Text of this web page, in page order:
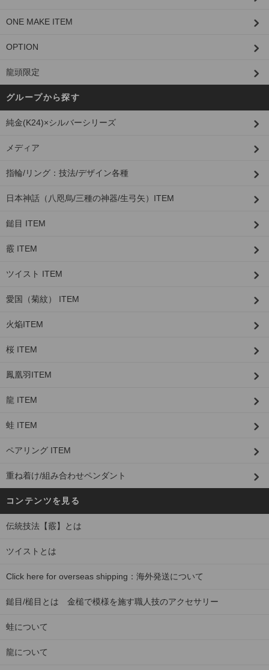
ONE MAKE ITEM
OPTION
龍頭限定
グループから探す
純金(K24)×シルバーシリーズ
メディア
指輪/リング：技法/デザイン各種
日本神話（八咫烏/三種の神器/生弓矢）ITEM
鎚目 ITEM
霰 ITEM
ツイスト ITEM
愛国（菊紋） ITEM
火焔ITEM
桜 ITEM
鳳凰羽ITEM
龍 ITEM
蛙 ITEM
ペアリング ITEM
重ね着け/組み合わせペンダント
コンテンツを見る
伝統技法【霰】とは
ツイストとは
Click here for overseas shipping：海外発送について
鎚目/槌目とは 金槌で模様を施す職人技のアクセサリー
蛙について
龍について